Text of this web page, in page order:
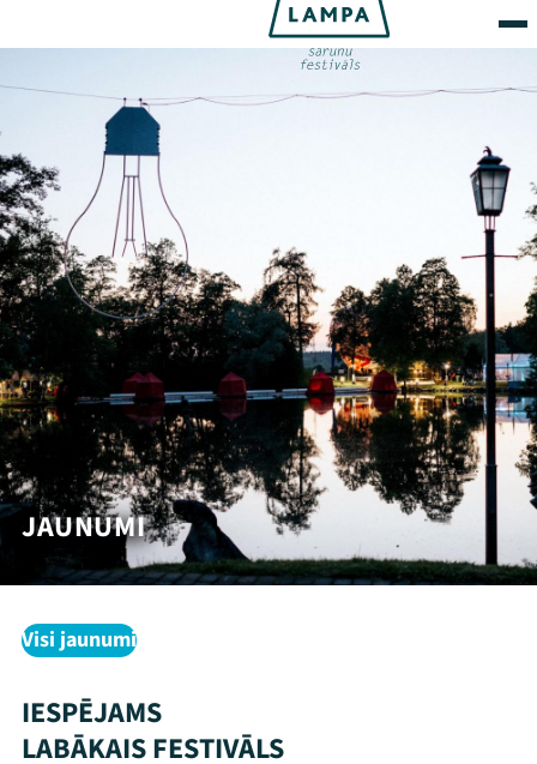
JAUNUMI
Visi jaunumi
IESPĒJAMS
LABĀKAIS FESTIVĀLS